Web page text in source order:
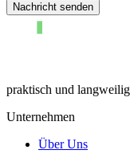
Nachricht senden
praktisch und
Unternehmen
Über Uns